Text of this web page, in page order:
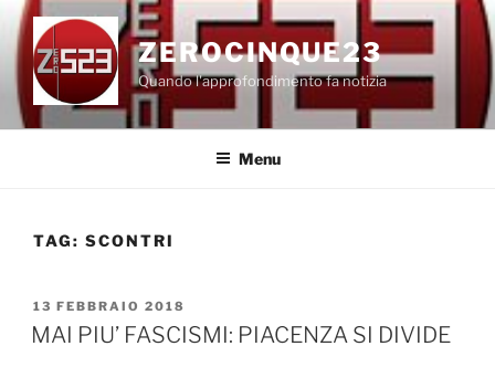
Salta
contenuto
ZEROCINQUE23
Quando l'approfondimento fa notizia
Menu
TAG: SCONTRI
PUBBLICATO
IL
13 FEBBRAIO 2018
MAI PIU’ FASCISMI: PIACENZA SI DIVIDE